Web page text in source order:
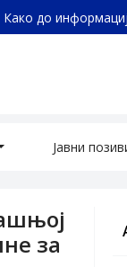
Како до
Јавни
за